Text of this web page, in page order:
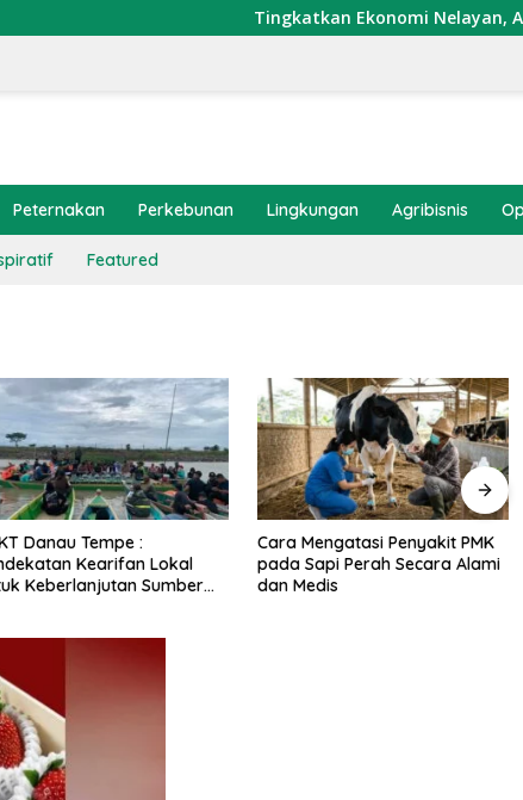
Tingkatkan Ekonomi Nelayan,
Peternakan Perkebunan Lingkungan Agribisnis
Featured
Mengatasi Penyakit PMK
Sapi Perah Secara Alami
Medis
Dosis dan Cara Pemupukan
Tanaman Padi pada Fase
Vegetatif Aktif yang Tepat